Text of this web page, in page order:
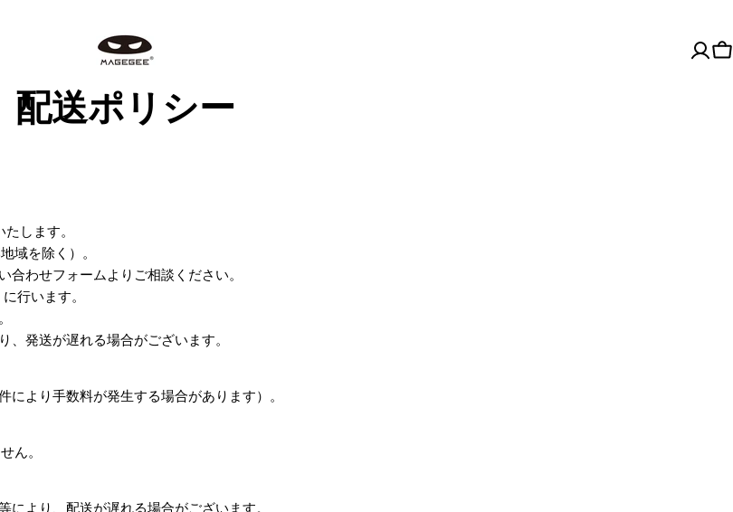
配送ポリシー
たします。
域を除く）。
合わせフォームよりご相談ください。
に行います。
、発送が遅れる場合がございます。
より手数料が発生する場合があります）。
ん。
により、配送が遅れる場合がございます。